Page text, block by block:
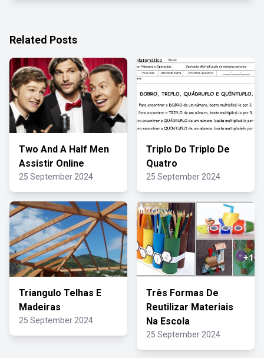
Related Posts
Two And A Half Men
Assistir Online
25 September 2024
Triplo Do Triplo De
Quatro
25 September 2024
Triangulo Telhas E
Madeiras
25 September 2024
Três Formas De
Reutilizar Materiais
Na Escola
25 September 2024